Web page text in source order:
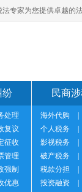
专家为您提供卓越的
纷
处理
复议
征收
管理
强制
优惠
民商
海外代购
个人税务
影视税务
破产税务
税款分担
投资融资